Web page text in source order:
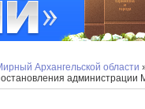
Архангельской области
администрации